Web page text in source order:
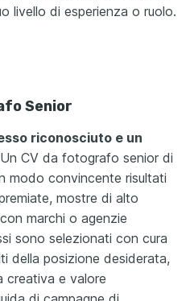
livello di esperienza o ruolo.
Senior
riconosciuto e un
CV da fotografo senior di
modo convincente risultati
mostre di alto
marchi o agenzie
sono selezionati con cura
della posizione desiderata,
creativa e valore